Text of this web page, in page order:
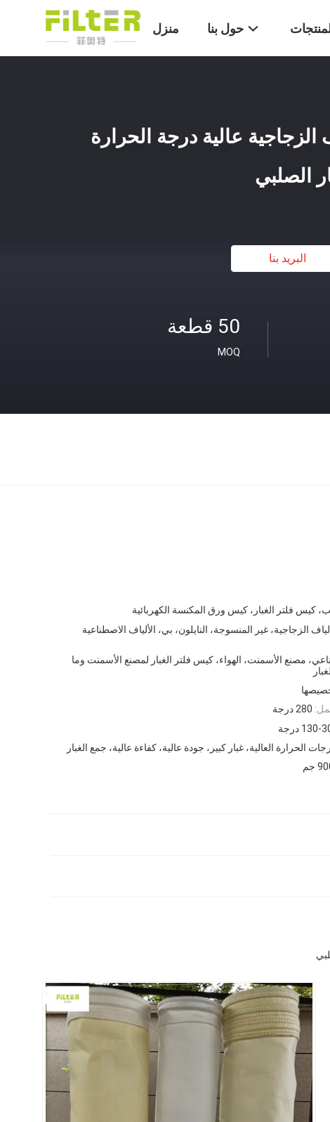
منزل حول بنا
الزجاجية عالية درجة الحرارة
الصلبي
البريد بنا
50 قطعة
MOQ
كيس فلتر الغبار، كيس ورق المكنسة الكهربائية
الزجاجية، غير المنسوجة، النايلون، بي، الألياف الاصطناعية
مصنع الأسمنت، الهواء، كيس فلتر الغبار لمصنع الأسمنت وما
280 درجة
300 درجة
الحرارة العالية، غبار كبير، جودة عالية، كفاءة عالية، جمع الغبار